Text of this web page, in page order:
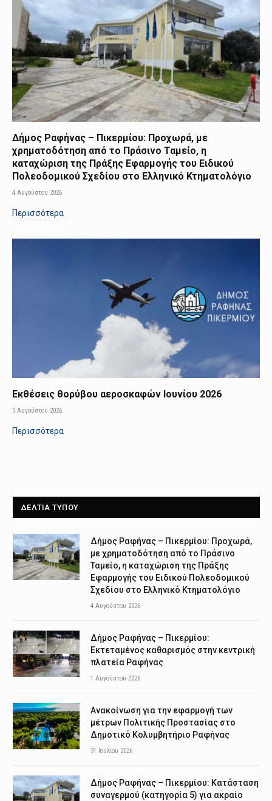
Δήμος Ραφήνας – Πικερμίου: Προχωρά, με
χρηματοδότηση από το Πράσινο Ταμείο, η
καταχώριση της Πράξης Εφαρμογής του Ειδικού
Πολεοδομικού Σχεδίου στο Ελληνικό Κτηματολόγιο
4 Αυγούστου 2026
Περισσότερα
Εκθέσεις θορύβου αεροσκαφών Ιουνίου 2026
3 Αυγούστου 2026
Περισσότερα
ΔΕΛΤΙΑ ΤΥΠΟΥ
Δήμος Ραφήνας – Πικερμίου: Προχωρά,
με χρηματοδότηση από το Πράσινο
Ταμείο, η καταχώριση της Πράξης
Εφαρμογής του Ειδικού Πολεοδομικού
Σχεδίου στο Ελληνικό Κτηματολόγιο
4 Αυγούστου 2026
Δήμος Ραφήνας – Πικερμίου:
Εκτεταμένος καθαρισμός στην κεντρική
πλατεία Ραφήνας
1 Αυγούστου 2026
Ανακοίνωση για την εφαρμογή των
μέτρων Πολιτικής Προστασίας στο
Δημοτικό Κολυμβητήριο Ραφήνας
31 Ιουλίου 2026
Δήμος Ραφήνας – Πικερμίου: Κατάσταση
συναγερμού (κατηγορία 5) για ακραίο